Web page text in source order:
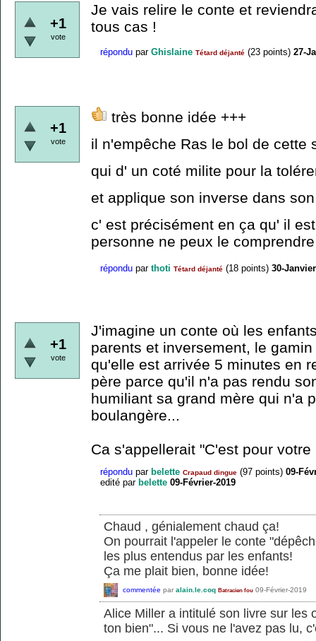
+1
vote
Je vais relire le conte et
tous cas !
répondu par Ghislaine Tétard déjanté (23 points) 27-
+1
vote
très bonne idée +++
il n'empêche Ras le bol de
qui d' un coté milite pour la
et applique son inverse dans
c' est précisément en ça qu' il
personne ne peux le
répondu par thoti Tétard déjanté (18 points) 30-
+1
vote
J'imagine un conte où les
parents et inversement, le
qu'elle est arrivée 5 minutes en
père parce qu'il n'a pas rendu
humiliant sa grand mère qui n'a
boulangère...
Ca s'appellerait "C'est pour votre
répondu par belette Crapaud dingue (97 points) 09-
edité par belette 09-Février-2019
Chaud , génialement chaud ça!
On pourrait l'appeler le conte
les plus entendus par les enfants!
Ça me plait bien, bonne idée!
commentée par alain.le.coq Batracien fou 09-Février-2019
Alice Miller a intitulé son livre sur les
ton bien"... Si vous ne l'avez pas lu,